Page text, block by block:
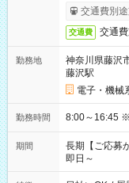
交通費別
交通費 交通
勤務地
神奈川県藤沢
藤沢駅
電子・機械
勤務時間
期間
長期【ご応募
即日～